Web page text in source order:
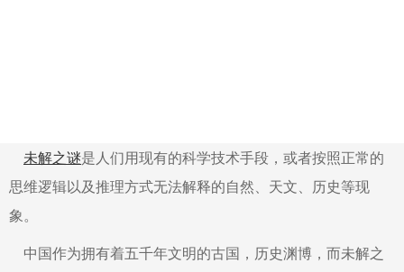
未解之谜是人们用现有的科学技术手段，或者按照正常的
思维逻辑以及推理方式无法解释的自然、天文、历史等现
象。
中国作为拥有着五千年文明的古国，历史渊博，而未解之